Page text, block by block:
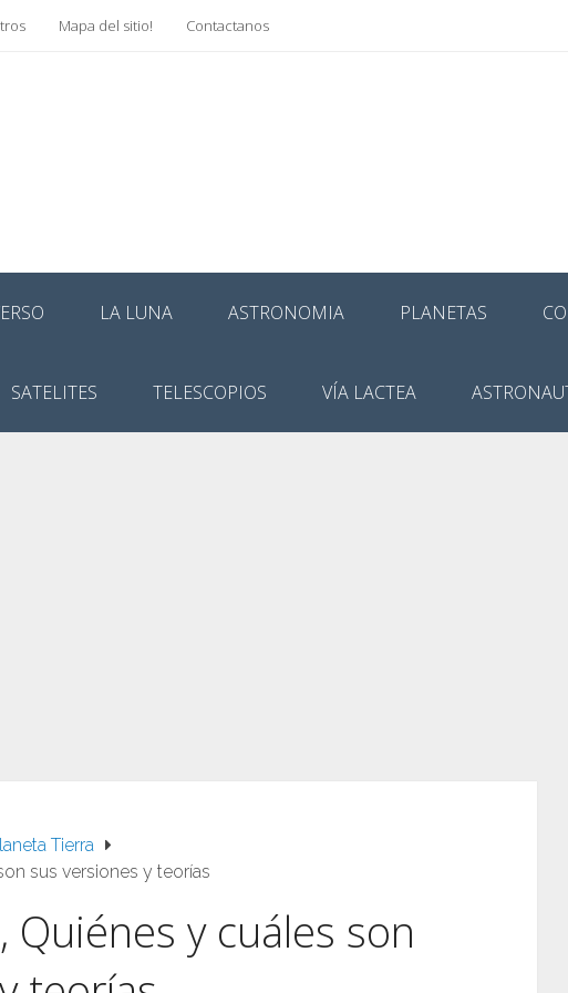
Mapa del sitio! Contactanos
LA LUNA ASTRONOMIA PLANETAS
SATELITES TELESCOPIOS VÍA LACTEA
Tierra
sus versiones y teorías
Quiénes y cuáles son